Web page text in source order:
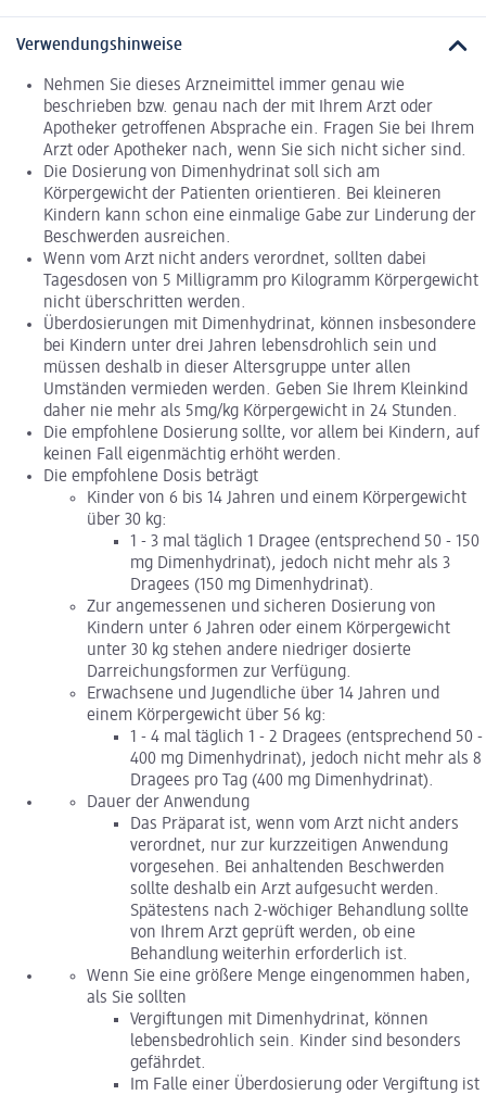
Verwendungshinweise
Nehmen Sie dieses Arzneimittel immer genau wie
beschrieben bzw. genau nach der mit Ihrem Arzt oder
Apotheker getroffenen Absprache ein. Fragen Sie bei Ihrem
Arzt oder Apotheker nach, wenn Sie sich nicht sicher sind.
Die Dosierung von Dimenhydrinat soll sich am
Körpergewicht der Patienten orientieren. Bei kleineren
Kindern kann schon eine einmalige Gabe zur Linderung der
Beschwerden ausreichen.
Wenn vom Arzt nicht anders verordnet, sollten dabei
Tagesdosen von 5 Milligramm pro Kilogramm Körpergewicht
nicht überschritten werden.
Überdosierungen mit Dimenhydrinat, können insbesondere
bei Kindern unter drei Jahren lebensdrohlich sein und
müssen deshalb in dieser Altersgruppe unter allen
Umständen vermieden werden. Geben Sie Ihrem Kleinkind
daher nie mehr als 5mg/kg Körpergewicht in 24 Stunden.
Die empfohlene Dosierung sollte, vor allem bei Kindern, auf
keinen Fall eigenmächtig erhöht werden.
Die empfohlene Dosis beträgt
Kinder von 6 bis 14 Jahren und einem Körpergewicht
über 30 kg:
1 - 3 mal täglich 1 Dragee (entsprechend 50 - 150
mg Dimenhydrinat), jedoch nicht mehr als 3
Dragees (150 mg Dimenhydrinat).
Zur angemessenen und sicheren Dosierung von
Kindern unter 6 Jahren oder einem Körpergewicht
unter 30 kg stehen andere niedriger dosierte
Darreichungsformen zur Verfügung.
Erwachsene und Jugendliche über 14 Jahren und
einem Körpergewicht über 56 kg:
1 - 4 mal täglich 1 - 2 Dragees (entsprechend 50 -
400 mg Dimenhydrinat), jedoch nicht mehr als 8
Dragees pro Tag (400 mg Dimenhydrinat).
Dauer der Anwendung
Das Präparat ist, wenn vom Arzt nicht anders
verordnet, nur zur kurzzeitigen Anwendung
vorgesehen. Bei anhaltenden Beschwerden
sollte deshalb ein Arzt aufgesucht werden.
Spätestens nach 2-wöchiger Behandlung sollte
von Ihrem Arzt geprüft werden, ob eine
Behandlung weiterhin erforderlich ist.
Wenn Sie eine größere Menge eingenommen haben,
als Sie sollten
Vergiftungen mit Dimenhydrinat, können
lebensbedrohlich sein. Kinder sind besonders
gefährdet.
Im Falle einer Überdosierung oder Vergiftung ist